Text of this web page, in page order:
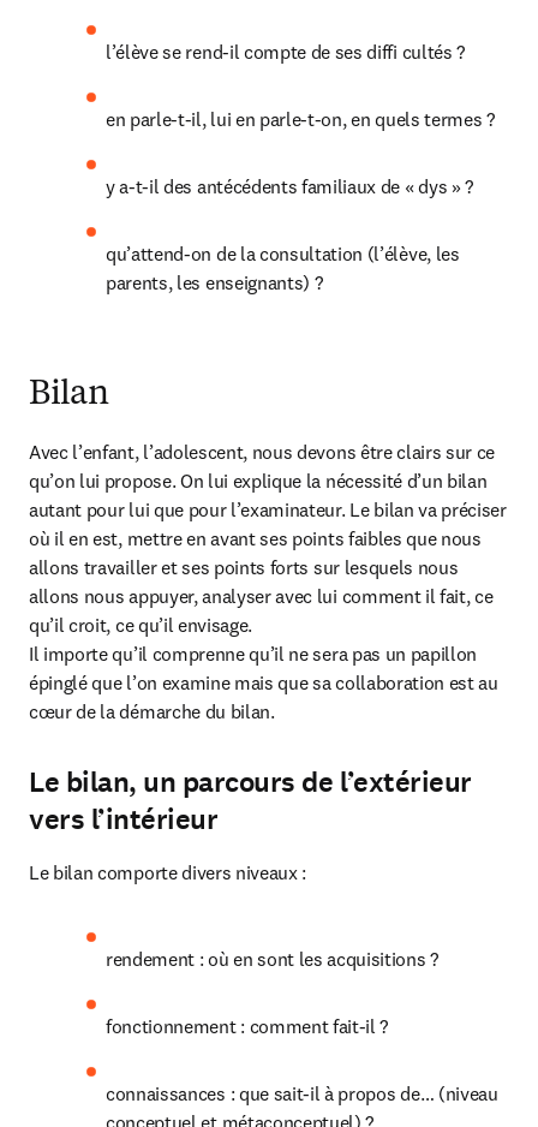
l’élève se rend-il compte de ses diffi cultés ?
en parle-t-il, lui en parle-t-on, en quels termes ?
y a-t-il des antécédents familiaux de « dys » ?
qu’attend-on de la consultation (l’élève, les
parents, les enseignants) ?
Bilan
Avec l’enfant, l’adolescent, nous devons être clairs sur ce
qu’on lui propose. On lui explique la nécessité d’un bilan
autant pour lui que pour l’examinateur. Le bilan va préciser
où il en est, mettre en avant ses points faibles que nous
allons travailler et ses points forts sur lesquels nous
allons nous appuyer, analyser avec lui comment il fait, ce
qu’il croit, ce qu’il envisage.
Il importe qu’il comprenne qu’il ne sera pas un papillon
épinglé que l’on examine mais que sa collaboration est au
cœur de la démarche du bilan.
Le bilan, un parcours de l’extérieur
vers l’intérieur
Le bilan comporte divers niveaux :
rendement : où en sont les acquisitions ?
fonctionnement : comment fait-il ?
connaissances : que sait-il à propos de… (niveau
conceptuel et métaconceptuel) ?